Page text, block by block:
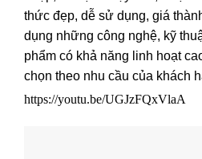
thức đẹp, dễ sử dụng, giá
dụng những công nghệ, kỹ
phẩm có khả năng linh hoạt
chọn theo nhu cầu của khách
https://youtu.be/UGJzFQxVlaA